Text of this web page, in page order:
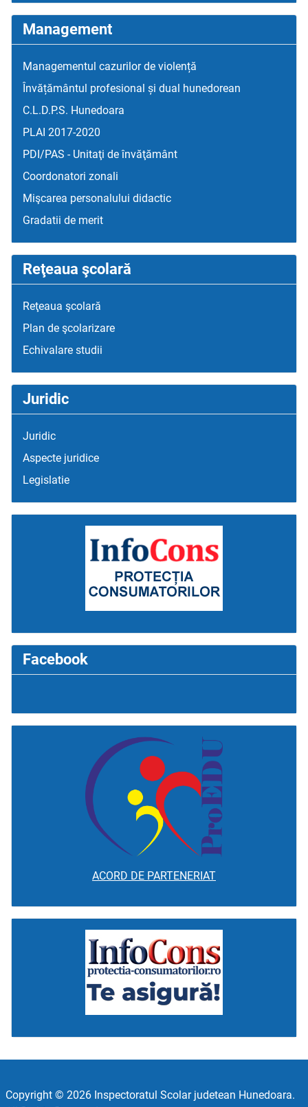
Management
Managementul cazurilor de violență
Învățământul profesional și dual hunedorean
C.L.D.P.S. Hunedoara
PLAI 2017-2020
PDI/PAS - Unitaţi de învăţământ
Coordonatori zonali
Mişcarea personalului didactic
Gradatii de merit
Reţeaua şcolară
Reţeaua şcolară
Plan de şcolarizare
Echivalare studii
Juridic
Juridic
Aspecte juridice
Legislatie
Facebook
ACORD DE PARTENERIAT
Copyright © 2026 Inspectoratul Scolar judetean Hunedoara.